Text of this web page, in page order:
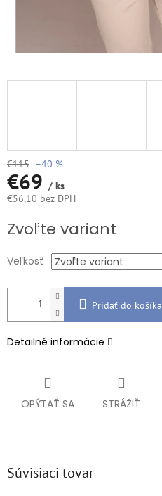
€115 –40 %
€69 / ks
€56,10 bez DPH
cena:
Zvoľte variant
Veľkosť
Pridať do košíka
Detailné informácie
OPÝTAŤ SA STRÁŽIŤ
Súvisiaci tovar